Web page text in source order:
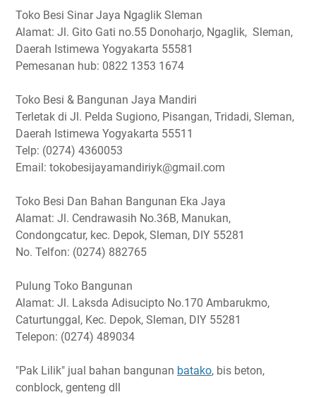
Toko Besi Sinar Jaya Ngaglik Sleman
Alamat: Jl. Gito Gati no.55 Donoharjo, Ngaglik, Sleman,
Daerah Istimewa Yogyakarta 55581
Pemesanan hub: 0822 1353 1674
Toko Besi & Bangunan Jaya Mandiri
Terletak di Jl. Pelda Sugiono, Pisangan, Tridadi, Sleman,
Daerah Istimewa Yogyakarta 55511
Telp: (0274) 4360053
Email: tokobesijayamandiriyk@gmail.com
Toko Besi Dan Bahan Bangunan Eka Jaya
Alamat: Jl. Cendrawasih No.36B, Manukan,
Condongcatur, kec. Depok, Sleman, DIY 55281
No. Telfon: (0274) 882765
Pulung Toko Bangunan
Alamat: Jl. Laksda Adisucipto No.170 Ambarukmo,
Caturtunggal, Kec. Depok, Sleman, DIY 55281
Telepon: (0274) 489034
"Pak Lilik" jual bahan bangunan batako, bis beton,
conblock, genteng dll